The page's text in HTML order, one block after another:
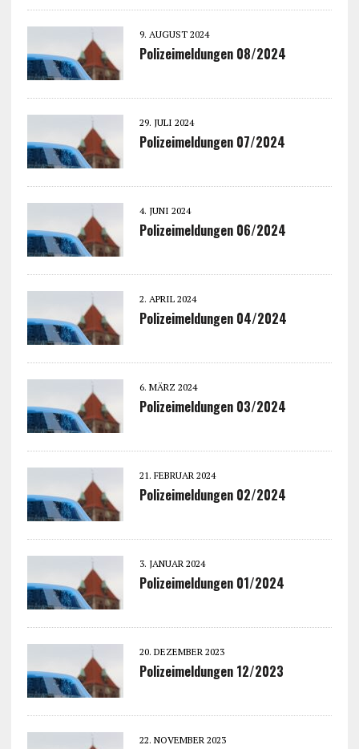
9. AUGUST 2024
Polizeimeldungen 08/2024
29. JULI 2024
Polizeimeldungen 07/2024
4. JUNI 2024
Polizeimeldungen 06/2024
2. APRIL 2024
Polizeimeldungen 04/2024
6. MÄRZ 2024
Polizeimeldungen 03/2024
21. FEBRUAR 2024
Polizeimeldungen 02/2024
3. JANUAR 2024
Polizeimeldungen 01/2024
20. DEZEMBER 2023
Polizeimeldungen 12/2023
22. NOVEMBER 2023